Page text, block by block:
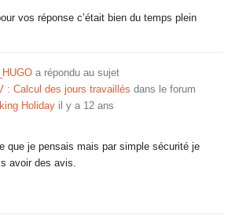
vos réponse c’était bien du temps plein
a répondu au sujet
: Calcul des jours travaillés dans le forum
Holiday il y a 12 ans
que je pensais mais par simple sécurité je
avoir des avis.